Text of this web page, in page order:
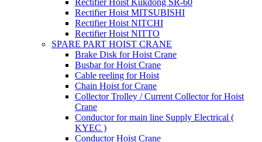
Rectifier Hoist MITSUBISHI
Rectifier Hoist NITCHI
Rectifier Hoist NITTO
SPARE PART HOIST CRANE
Brake Disk for Hoist Crane
Busbar for Hoist Crane
Cable reeling for Hoist
Chain Hoist for Crane
Collector Trolley / Current Collector for Hoist
Crane
Conductor for main line Supply Electrical (
KYEC )
Conductor Hoist Crane